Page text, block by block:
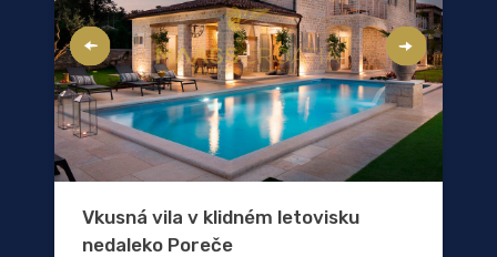
Vkusná vila v klidném letovisku
nedaleko Poreče